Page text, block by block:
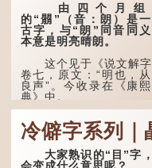
由四个月组
的“朤”（音：朗）是
古字，与“朗”同音同义
本意是明亮晴朗。
这个见于《说文解字
卷七，原文：“明也，从
良声”。今收录在《康
典》中。
这个字，用法颇多。
“朤朤干坤，舍我
谁。”干坤是《周易》
两个卦名，这里指天地
冷僻字系列｜
大家熟识的“目”字，